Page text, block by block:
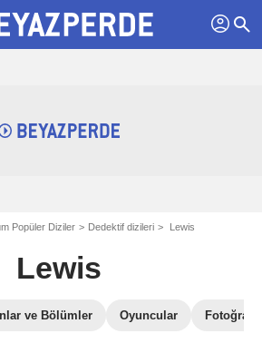
profil search
Popüler Diziler Dedektif dizileri Lewis
Lewis
ve Bölümler Oyuncular